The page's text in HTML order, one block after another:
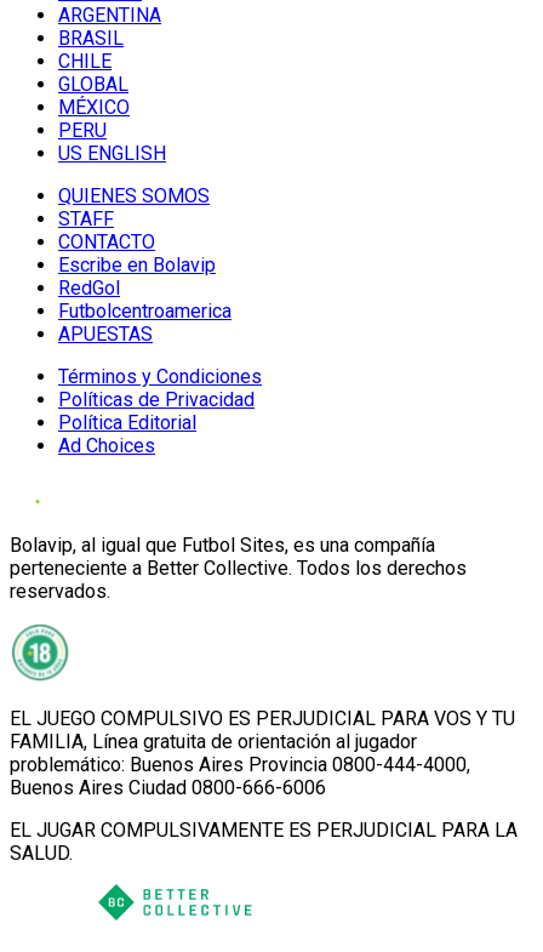
ARGENTINA
BRASIL
CHILE
GLOBAL
MÉXICO
PERU
US ENGLISH
QUIENES SOMOS
STAFF
CONTACTO
Escribe en Bolavip
RedGol
Futbolcentroamerica
APUESTAS
Términos y Condiciones
Políticas de Privacidad
Política Editorial
Ad Choices
Bolavip, al igual que Futbol Sites, es una compañía
perteneciente a Better Collective. Todos los derechos
reservados.
EL JUEGO COMPULSIVO ES PERJUDICIAL PARA VOS Y TU
FAMILIA, Línea gratuita de orientación al jugador
problemático: Buenos Aires Provincia 0800-444-4000,
Buenos Aires Ciudad 0800-666-6006
EL JUGAR COMPULSIVAMENTE ES PERJUDICIAL PARA LA
SALUD.